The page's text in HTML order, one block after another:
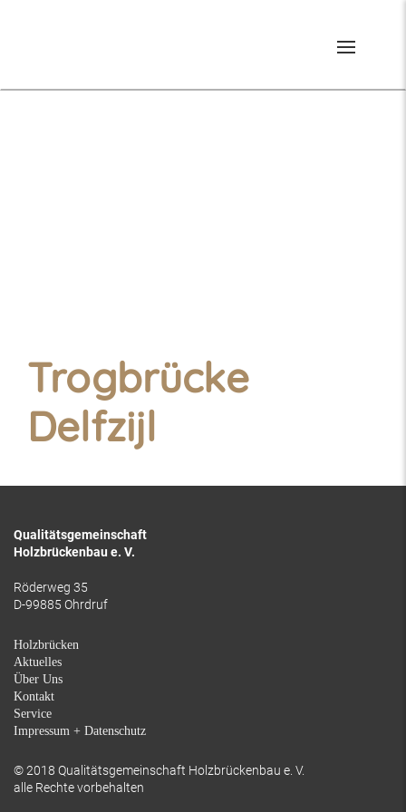
Toggle
Trogbrücke
Delfzijl
Qualitätsgemeinschaft
Holzbrückenbau e. V.
Röderweg 35
D-99885 Ohrdruf
Holzbrücken
Aktuelles
Über Uns
Kontakt
Service
Impressum + Datenschutz
© 2018 Qualitätsgemeinschaft Holzbrückenbau e. V.
alle Rechte vorbehalten